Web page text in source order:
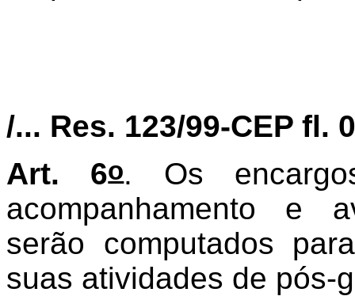
/... Res. 123/99-CEP fl.
Art. 6o. Os
acompanhamento e
serão computados
suas atividades de pós-